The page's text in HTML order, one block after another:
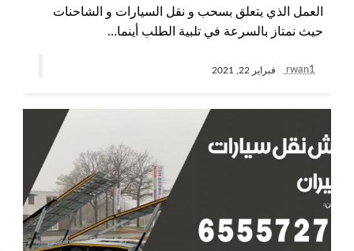
العمل الذي يتعلق بسحب و نقل السيارات و الشاحنات
حيث نمتاز بالسرعة في تلبية الطلب أينما…
rwan1 فبراير 22, 2021